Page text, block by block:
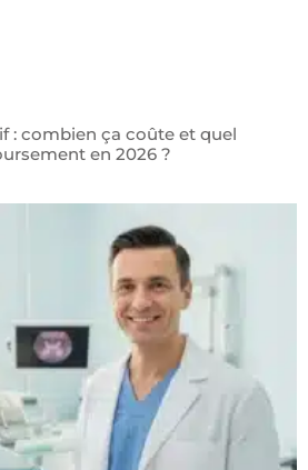
: combien ça coûte et quel
en 2026 ?